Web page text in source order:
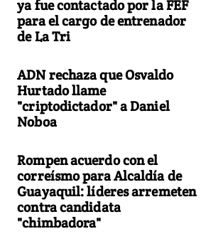
ya fue contactado por la FEF
para el cargo de entrenador
de La Tri
ADN rechaza que Osvaldo
Hurtado llame
"criptodictador" a Daniel
Noboa
Rompen acuerdo con el
correísmo para Alcaldía de
Guayaquil: líderes arremeten
contra candidata
"chimbadora"